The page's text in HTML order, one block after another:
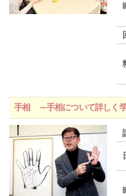
手相 ～手相について詳しく